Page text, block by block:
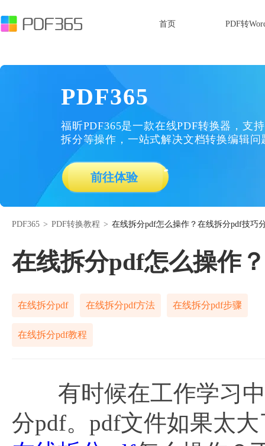
首页 PDF转
PDF365
福昕PDF365是一款在线PDF转换器，支
拆分等操作，一站式解决文档转换编辑问
前往体验
PDF365 > PDF转换教程 > 在线拆分pdf怎么操作？在线拆分pdf技巧
在线拆分pdf怎么操作
在线拆分pdf 在线拆分pdf方法 在线拆分pdf步骤
在线拆分pdf教程
有时候在工作学习中
分pdf。pdf文件如果太